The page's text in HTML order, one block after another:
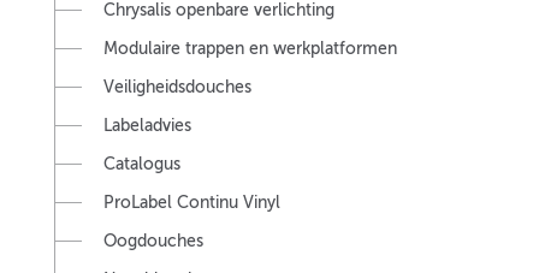
Chrysalis openbare verlichting
Modulaire trappen en werkplatformen
Veiligheidsdouches
Labeladvies
Catalogus
ProLabel Continu Vinyl
Oogdouches